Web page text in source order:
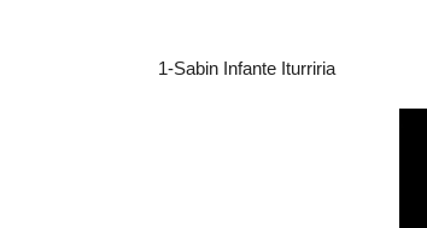
1-Sabin Infante Iturriria